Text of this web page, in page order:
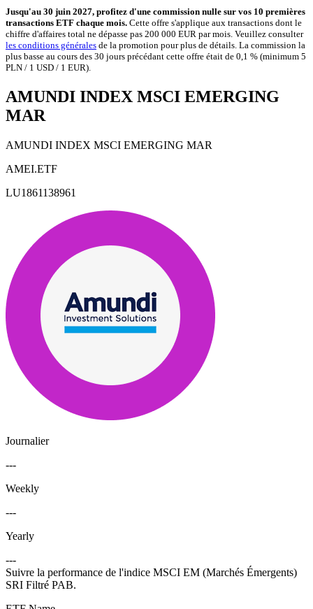
Jusqu'au 30 juin 2027, profitez d'une commission nulle sur vos 10 premières
transactions ETF chaque mois. Cette offre s'applique aux transactions dont le
chiffre d'affaires total ne dépasse pas 200 000 EUR par mois. Veuillez consulter
les conditions générales de la promotion pour plus de détails. La commission la
plus basse au cours des 30 jours précédant cette offre était de 0,1 % (minimum 5
PLN / 1 USD / 1 EUR).
AMUNDI INDEX MSCI EMERGING
MAR
AMUNDI INDEX MSCI EMERGING MAR
AMEI.ETF
LU1861138961
Journalier
---
Weekly
---
Yearly
---
Suivre la performance de l'indice MSCI EM (Marchés Émergents)
SRI Filtré PAB.